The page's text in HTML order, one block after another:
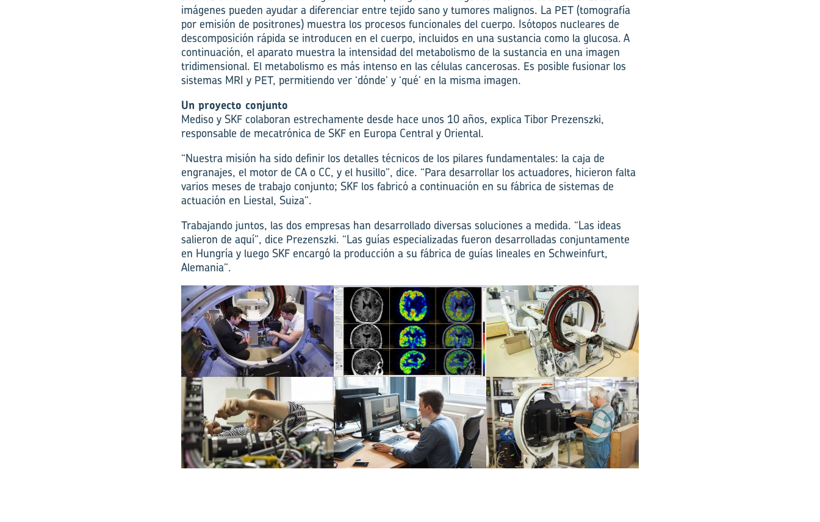
imágenes pueden ayudar a diferenciar entre tejido sano y tumores malignos. La PET (tomografía
por emisión de positrones) muestra los procesos funcionales del cuerpo. Isótopos nucleares de
descomposición rápida se introducen en el cuerpo, incluidos en una sustancia como la glucosa. A
continuación, el aparato muestra la intensidad del metabolismo de la sustancia en una imagen
tridimensional. El metabolismo es más intenso en las células cancerosas. Es posible fusionar los
sistemas MRI y PET, permitiendo ver ‘dónde’ y ‘qué’ en la misma imagen.
Un proyecto conjunto
Mediso y SKF colaboran estrechamente desde hace unos 10 años, explica Tibor Prezenszki,
responsable de mecatrónica de SKF en Europa Central y Oriental.
“Nuestra misión ha sido definir los detalles técnicos de los pilares fundamentales: la caja de
engranajes, el motor de CA o CC, y el husillo”, dice. “Para desarrollar los actuadores, hicieron falta
varios meses de trabajo conjunto; SKF los fabricó a continuación en su fábrica de sistemas de
actuación en Liestal, Suiza”.
Trabajando juntos, las dos empresas han desarrollado diversas soluciones a medida. “Las ideas
salieron de aquí”, dice Prezenszki. “Las guías especializadas fueron desarrolladas conjuntamente
en Hungría y luego SKF encargó la producción a su fábrica de guías lineales en Schweinfurt,
Alemania”.